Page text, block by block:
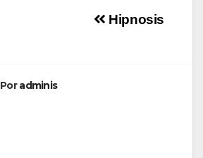
Hipnosis
Poradminis